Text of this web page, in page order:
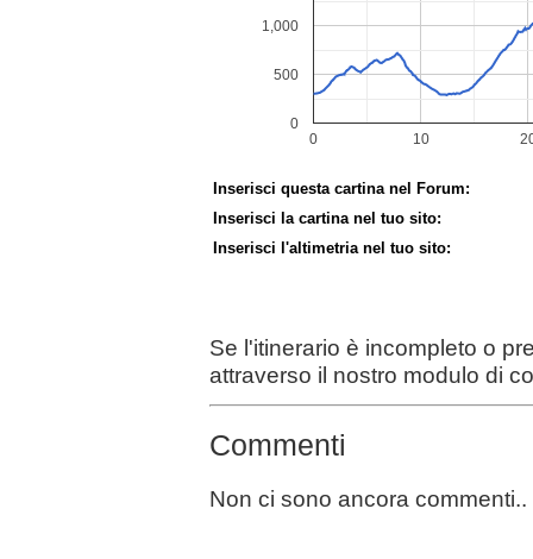
Inserisci questa cartina nel Forum:
Inserisci la cartina nel tuo sito:
Inserisci l'altimetria nel tuo sito:
Se l'itinerario è incompleto o
attraverso il nostro modulo di
Commenti
Non ci sono ancora commenti..